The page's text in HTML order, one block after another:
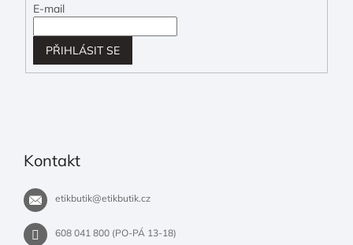
E-mail
PŘIHLÁSIT SE
Kontakt
etikbutik@etikbutik.cz
608 041 800 (PO-PÁ 13-18)